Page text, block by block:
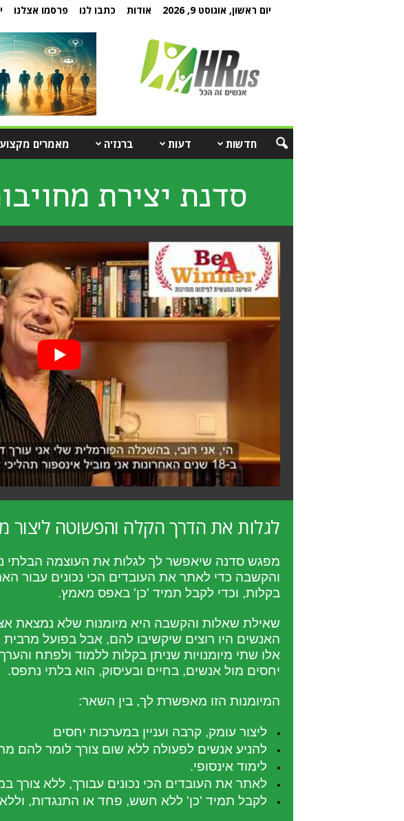
יום ראשון, אוגוסט 9, 2026 אודות כתבו לנו פרסמו אצלנו
חדשות דעות ברנז'ה מאמרים
סדנת יצירת
לגלות את הדרך הקלה והפשוטה ליצור
מפגש סדנה שיאפשר לך לגלות את העוצמה
והקשבה כדי לאתר את העובדים הכי נכונים עבור
בקלות, וכדי לקבל תמיד 'כן' באפס מאמץ.
שאילת שאלות והקשבה היא מיומנות שלא נמצאת
האנשים היו רוצים שיקשיבו להם, אבל בפועל
אלו שתי מיומנויות שניתן בקלות ללמוד ולפתח
יחסים מול אנשים, בחיים ובעיסוק, הוא בלתי נתפס.
המיומנות הזו מאפשרת לך, בין השאר:
ליצור עומק, קרבה ועניין במערכות יחסים
להניע אנשים לפעולה ללא שום צורך לומר להם
לימוד אינסופי.
לאתר את העובדים הכי נכונים עבורך, ללא צורך
לקבל תמיד 'כן' ללא חשש, פחד או התנגדות,